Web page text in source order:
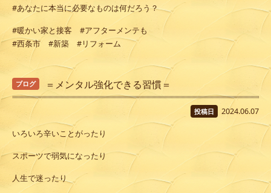
#あなたに本当に必要なものは何だろう？
#暖かい家と接客 #アフターメンテも
#西条市 #新築 #リフォーム
ブログ ＝メンタル強化できる習慣＝
投稿日 2024.06.07
いろいろ辛いことがったり
スポーツで弱気になったり
人生で迷ったり